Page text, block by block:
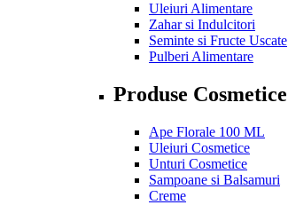
Uleiuri Alimentare
Zahar si Indulcitori
Seminte si Fructe Uscate
Pulberi Alimentare
Produse Cosmetice
Ape Florale 100 ML
Uleiuri Cosmetice
Unturi Cosmetice
Sampoane si Balsamuri
Creme